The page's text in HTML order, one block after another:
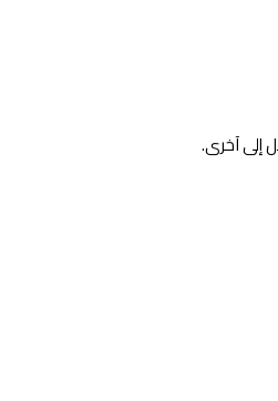
إلى آخرى.